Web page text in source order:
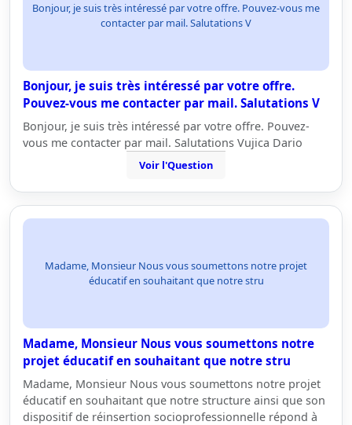
Bonjour, je suis très intéressé par votre offre. Pouvez-vous me
contacter par mail. Salutations V
Bonjour, je suis très intéressé par votre offre.
Pouvez-vous me contacter par mail. Salutations V
Bonjour, je suis très intéressé par votre offre. Pouvez-
vous me contacter par mail. Salutations Vujica Dario
Voir l'Question
Madame, Monsieur Nous vous soumettons notre projet
éducatif en souhaitant que notre stru
Madame, Monsieur Nous vous soumettons notre
projet éducatif en souhaitant que notre stru
Madame, Monsieur Nous vous soumettons notre projet
éducatif en souhaitant que notre structure ainsi que son
dispositif de réinsertion socioprofessionnelle répond à